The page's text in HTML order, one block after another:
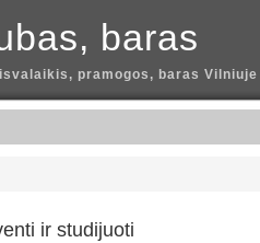
baras
pramogos, baras Vilniuje
ir studijuoti